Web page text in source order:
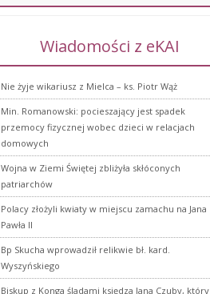
Wiadomości z eKAI
Nie żyje wikariusz z Mielca – ks. Piotr Wąż
Min. Romanowski: pocieszający jest spadek
przemocy fizycznej wobec dzieci w relacjach
domowych
Wojna w Ziemi Świętej zbliżyła skłóconych
patriarchów
Polacy złożyli kwiaty w miejscu zamachu na Jana
Pawła II
Bp Skucha wprowadził relikwie bł. kard.
Wyszyńskiego
Biskup z Konga śladami księdza Jana Czuby, który